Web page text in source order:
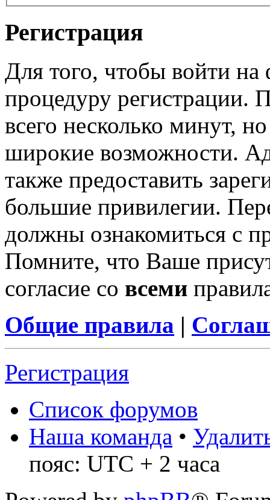
Регистрация
Для того, чтобы войти
процедуру регистрации.
всего несколько минут,
широкие возможности.
также предоставить
большие привилегии.
должны ознакомиться с
Помните, что Ваше
согласие со всеми
Общие правила |
Регистрация
Список форумов
Наша команда •
пояс: UTC + 2 часа